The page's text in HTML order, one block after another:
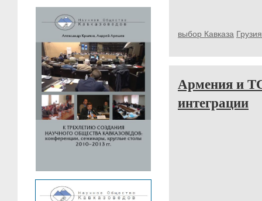
выбор Кавказа Грузия
Армения и
интеграции